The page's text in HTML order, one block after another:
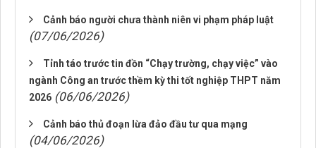
Cảnh báo người chưa thành niên vi phạm pháp luật
(07/06/2026)
Tỉnh táo trước tin đồn “Chạy trường, chạy việc” vào
ngành Công an trước thềm kỳ thi tốt nghiệp THPT năm
2026 (06/06/2026)
Cảnh báo thủ đoạn lừa đảo đầu tư qua mạng
(04/06/2026)